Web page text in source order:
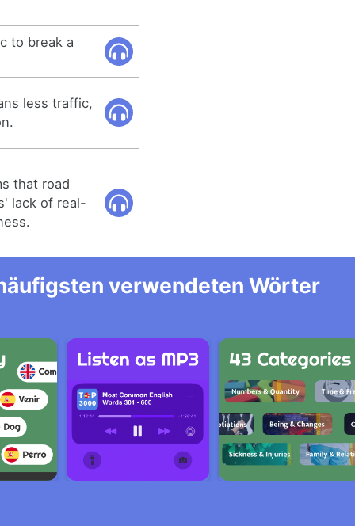
to break a
less traffic,
that road
lack of real-
verwendeten Wörter